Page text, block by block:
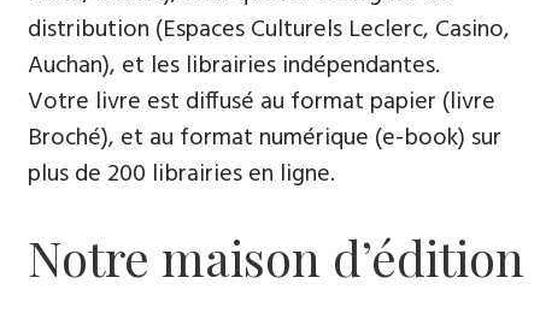
distribution (Espaces Culturels Leclerc, Casino,
Auchan), et les librairies indépendantes.
Votre livre est diffusé au format papier (livre
Broché), et au format numérique (e-book) sur
plus de 200 librairies en ligne.
Notre maison d’édition